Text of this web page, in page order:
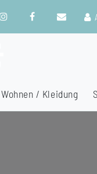
Wohnen / Kleidung